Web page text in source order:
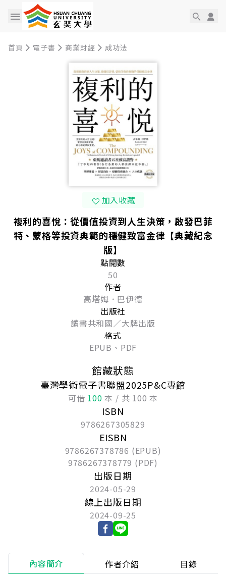
首頁 電子書 商業財經 成功法
加入收藏
複利的喜悅：從價值投資到人生決策，啟發巴菲
特、蒙格等投資典範的穩健致富金律【典藏紀念
版】
點閱數
50
作者
高塔姆．巴伊德
出版社
讀書共和國／大牌出版
格式
EPUB、PDF
館藏狀態
臺灣學術電子書聯盟2025P&C專館
可借 100 本 / 共 100 本
ISBN
9786267305829
EISBN
9786267378786 (EPUB)
9786267378779 (PDF)
出版日期
2024-05-29
線上出版日期
2024-09-25
內容簡介 作者介紹 目錄